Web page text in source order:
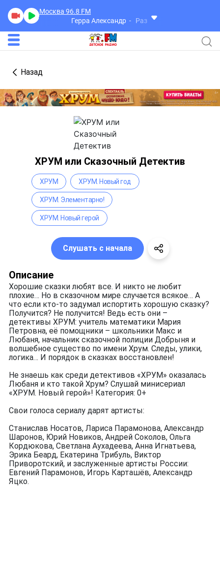
Москва 96.8 FM
Герра Александр
Разговоры
Назад
ХРУМ или Сказочный Детектив
Описание
Хорошие сказки любят все. И никто не любит
плохие… Но в сказочном мире случается всякое… А
что если кто-то задумал испортить хорошую сказку?
Получится? Не получится! Ведь есть они –
детективы ХРУМ: учитель математики Мария
Петровна, её помощники – школьники Макс и
Любаня, начальник сказочной полиции Добрыня и
волшебное существо по имени Хрум. Следы, улики,
логика… И порядок в сказках восстановлен!
Не знаешь как среди детективов «ХРУМ» оказалась
Любаня и кто такой Хрум? Слушай минисериал
«ХРУМ. Новый герой»! Категория: 0+
Свои голоса сериалу дарят артисты:
Станислав Носатов, Лариса Парамонова, Александр
Шаронов, Юрий Новиков, Андрей Соколов, Ольга
Кордюкова, Светлана Аухадеева, Анна Игнатьева,
Эрика Беард, Екатерина Трибуль, Виктор
Приворотский, и заслуженные артисты России:
Евгений Парамонов, Игорь Карташёв, Александр
Яцко.
ХРУМ ХРУМ. Новый год
ХРУМ. Элементарно!
ХРУМ. Новый герой
Слушать с начала